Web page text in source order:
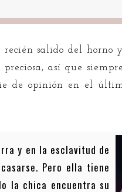
salido del horno
así que
de opinión en el
y en la esclavitud de
Pero ella tiene
la chica encuentra su